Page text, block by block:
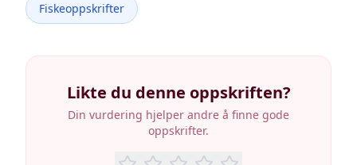
Fiskeoppskrifter
Likte du denne oppskriften?
Din vurdering hjelper andre å finne gode
oppskrifter.